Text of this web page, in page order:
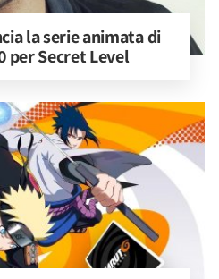
la serie animata di
per Secret Level